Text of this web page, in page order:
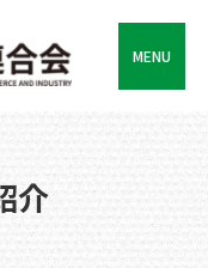
MENU
介